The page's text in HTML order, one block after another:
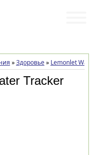
»Здоровье» Lemonlet
Tracker